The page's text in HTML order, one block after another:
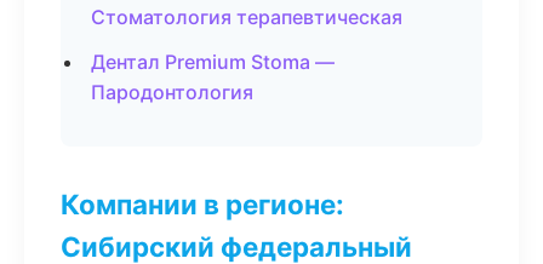
Стоматология терапевтическая
Дентал Premium Stoma —
Пародонтология
Компании в регионе:
Сибирский федеральный